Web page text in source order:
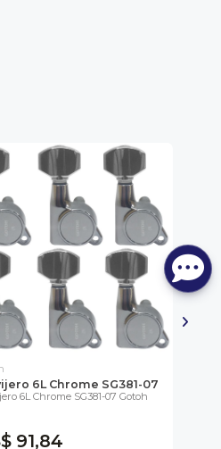
6L Chrome SG381-07
6L Chrome SG381-07 Gotoh
91,84